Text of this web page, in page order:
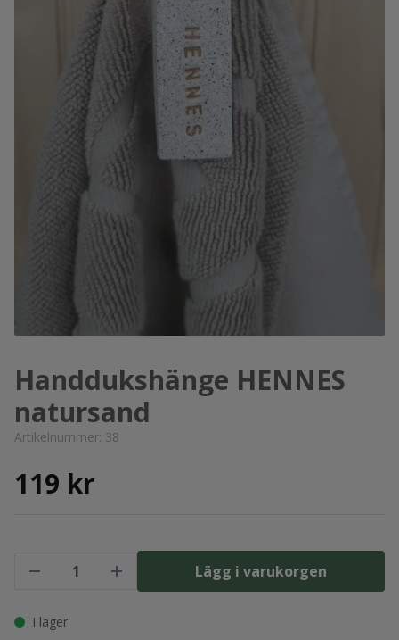
Handdukshänge HENNES
natursand
Artikelnummer: 38
119 kr
Lägg i varukorgen
I lager